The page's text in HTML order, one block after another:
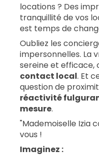
locations ? Des
tranquillité de vos
est temps de
Oubliez les
impersonnelles. La
sereine et efficace,
contact local. Et
question de
réactivité
mesure.
"Mademoiselle Izia
vous !
Imaginez :